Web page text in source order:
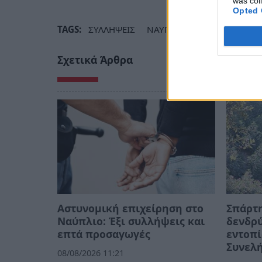
Opted
TAGS: ΣΥΛΛΗΨΕΙΣ ΝΑΥΠΛΙΟ ΚΟΡΙΝΘΟΣ
Σχετικά Άρθρα
Αστυνομική επιχείρηση στο
Ναύπλιο: Έξι συλλήψεις και
επτά προσαγωγές
08/08/2026 11:21